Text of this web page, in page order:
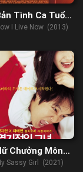
Tình Ca Tuổi
I Live Now (2013)
Chưởng Môn
Ngáo Của Tôi
Sassy Girl (2021)